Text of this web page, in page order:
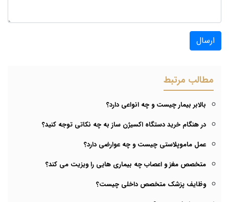
ارسال
مطالب مرتبط
بالابر بیمار چیست و چه انواعی دارد؟
در هنگام خرید دستگاه اکسیژن ساز به چه نکاتی توجه کنید؟
عمل ماموپلاستی چیست و چه عوارضی دارد؟
متخصص مغز و اعصاب چه بیماری هایی را ویزیت می کند؟
وظایف پزشک متخصص داخلی چیست؟